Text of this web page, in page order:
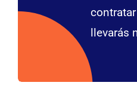
llevarás